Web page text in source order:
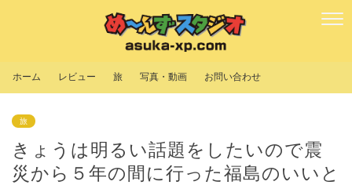
ホーム レビュー 旅 写真・動画 お問い合わせ
旅
きょうは明るい話題をしたいので震
災から５年の間に行った福島のいいと